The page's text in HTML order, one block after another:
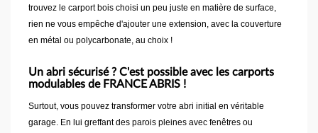
trouvez le carport bois choisi un peu juste en matière de surface,
rien ne vous empêche d'ajouter une extension, avec la couverture
en métal ou polycarbonate, au choix !
Un abri sécurisé ? C'est possible avec les carports
modulables de FRANCE ABRIS !
Surtout, vous pouvez transformer votre abri initial en véritable
garage. En lui greffant des parois pleines avec fenêtres ou